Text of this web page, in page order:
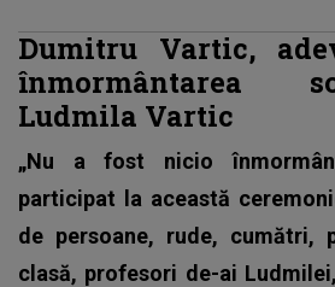
Dumitru Vartic,
înmormântarea
Ludmila Vartic
„Nu a fost nicio
participat la această
de persoane, rude, cumătri,
clasă, profesori de-ai